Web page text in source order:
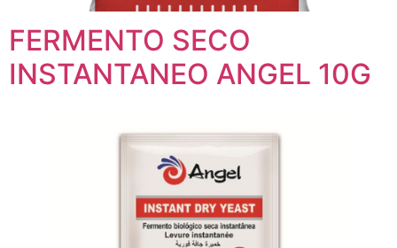
FERMENTO SECO
INSTANTANEO ANGEL 10G